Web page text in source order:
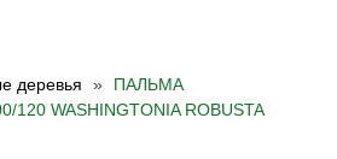
деревья
ПАЛЬМА
WASHINGTONIA ROBUSTA